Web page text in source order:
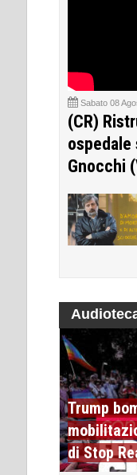
Sabato 08
(CR)
ospedale
Gnocchi
Trump
di Stop